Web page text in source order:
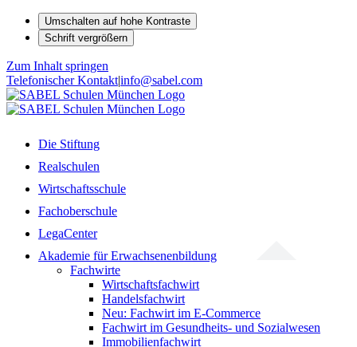
Umschalten auf hohe Kontraste
Schrift vergrößern
Zum Inhalt springen
Telefonischer Kontakt|info@sabel.com
Die Stiftung
Realschulen
Wirtschaftsschule
Fachoberschule
LegaCenter
Akademie für Erwachsenenbildung
Fachwirte
Wirtschaftsfachwirt
Handelsfachwirt
Neu: Fachwirt im E-Commerce
Fachwirt im Gesundheits- und Sozialwesen
Immobilienfachwirt